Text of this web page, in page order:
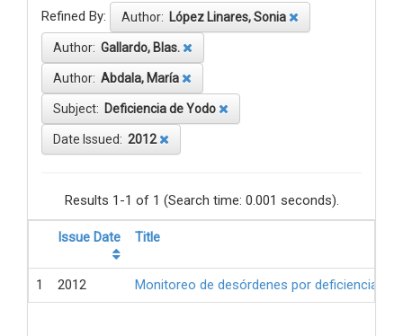
Refined By: Author: López Linares, Sonia
Author: Gallardo, Blas.
Author: Abdala, María
Subject: Deficiencia de Yodo
Date Issued: 2012
Results 1-1 of 1 (Search time: 0.001 seconds).
Issue Date Title
1 2012 Monitoreo de desórdenes por deficiencia